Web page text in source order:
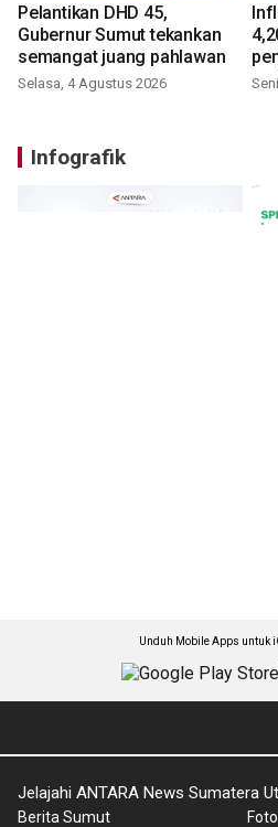
Pelantikan DHD 45,
Gubernur Sumut tekankan
semangat juang pahlawan
Selasa, 4 Agustus 2026
Infografik
Unduh Mobile Apps untuk
Jelajahi ANTARA News Sumatera
Berita Sumut
Foto